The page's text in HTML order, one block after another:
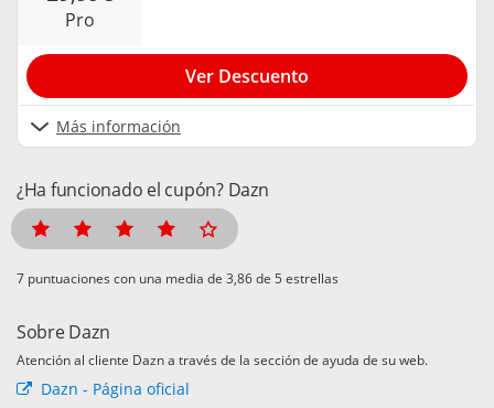
pro
Más información
Ver Descuento
¿Ha funcionado el cupón? Dazn
puntuaciones con una media de de 5 estrellas
Sobre Dazn
Atención al cliente Dazn a través de la sección de ayuda de su web.
Dazn - Página oficial